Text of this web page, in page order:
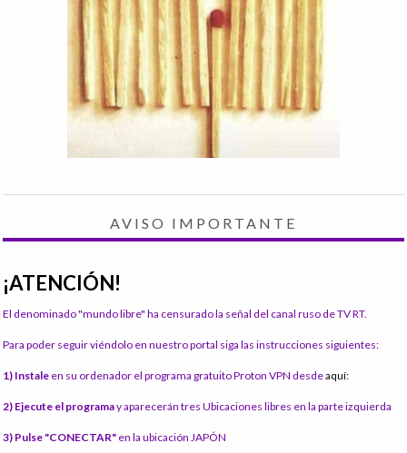
AVISO IMPORTANTE
¡ATENCIÓN!
El denominado "mundo libre" ha censurado la señal del canal ruso de TV RT.
Para poder seguir viéndolo en nuestro portal siga las instrucciones siguientes:
1) Instale en su ordenador el programa gratuito Proton VPN desdeaquí:
2) Ejecute el programay aparecerán tres Ubicaciones libres en la parte izquierda
3) Pulse "CONECTAR" en la ubicación JAPÓN